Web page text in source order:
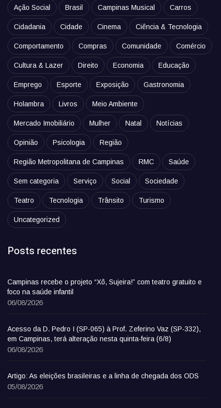
Ação Social Brasil Campinas Musical Carros
Cidadania Cidade Cinema Ciência & Tecnologia
Comportamento Compras Comunidade Comércio
Cultura & Lazer Direito Economia Educação
Emprego Esporte Exposição Gastronomia
Holambra Livros Meio Ambiente
Mercado Imobiliário Mulher Natal Notícias
Opinião Psicologia Região
Região Metropolitana de Campinas RMC Saúde
Sem categoria Serviço Social Sociedade
Teatro Tecnologia Trânsito Turismo
Uncategorized
Posts recentes
Campinas recebe o projeto “Xô, Sujeira!” com teatro gratuito e
foco na saúde infantil
06/08/2026
Acesso da D. Pedro I (SP-065) à Prof. Zeferino Vaz (SP-332),
em Campinas, terá alteração nesta quinta-feira (6/8)
06/08/2026
Artigo: As eleições brasileiras e a linha de chegada dos ODS
05/08/2026